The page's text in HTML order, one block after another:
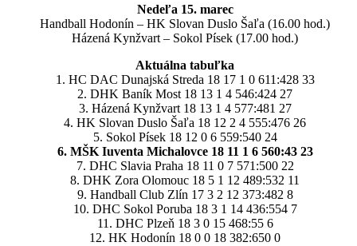
Nedeľa 15. marec
Handball Hodonín – HK Slovan Duslo Šaľa (16.00 hod.)
Házená Kynžvart – Sokol Písek (17.00 hod.)
Aktuálna tabuľka
1. HC DAC Dunajská Streda 18 17 1 0 611:428 33
2. DHK Baník Most 18 13 1 4 546:424 27
3. Házená Kynžvart 18 13 1 4 577:481 27
4. HK Slovan Duslo Šaľa 18 12 2 4 555:476 26
5. Sokol Písek 18 12 0 6 559:540 24
6. MŠK Iuventa Michalovce 18 11 1 6 560:43 23
7. DHC Slavia Praha 18 11 0 7 571:500 22
8. DHK Zora Olomouc 18 5 1 12 489:532 11
9. Handball Club Zlín 17 3 2 12 373:482 8
10. DHC Sokol Poruba 18 3 1 14 436:554 7
11. DHC Plzeň 18 3 0 15 468:55 6
12. HK Hodonín 18 0 0 18 382:650 0